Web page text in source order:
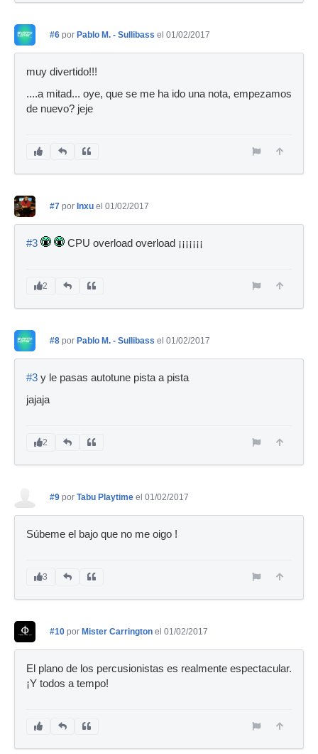
#6 por Pablo M. - Sullibass el 01/02/2017
muy divertido!!!
....a mitad... oye, que se me ha ido una nota, empezamos
de nuevo? jeje
#7 por Inxu el 01/02/2017
#3 CPU overload overload ¡¡¡¡¡¡¡
2
#8 por Pablo M. - Sullibass el 01/02/2017
#3 y le pasas autotune pista a pista
jajaja
2
#9 por Tabu Playtime el 01/02/2017
Súbeme el bajo que no me oigo !
3
#10 por Mister Carrington el 01/02/2017
El plano de los percusionistas es realmente espectacular.
¡Y todos a tempo!